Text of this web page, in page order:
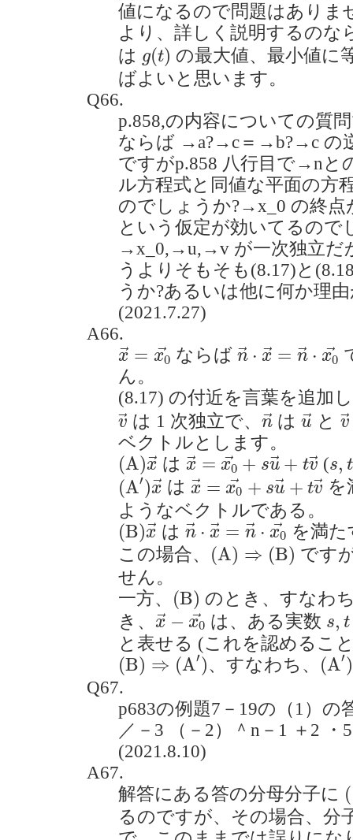
値になるので問題はありま
より、詳しく説明するのな
は g(t)
g (t) の最大値、最小値に
ばよいと思います。
Q66.
p.858,の内容についての質
ならば →a?→c＝→b?→c の
ですがp.858 八行目で→nと
ル方程式と同値な平面の方
のでしょうか?→x_0 の終点
という仮定が効いてるので
→x_0,→u,→v が一次独立だ
うよりそもそも(8.17)と
うか?あるいは他に何か理
(2021.7.27)
A66.
→
x = →
x0
x→ x →
ならば →
n ⋅ →
x = →
n ⋅ →
x0
n→⋅x →= → ⋅
ん。
(8.17) の付近を言葉を追加
→
v
v →
は 1 次独立で、→
n
n→
は→
u
u→
と →
v
v
ベクトルとします。
(A)→
x
( A )x→は →
x = →
x0 + s→
u + t→
v
x→ =x0→ +s u→+ tv
(s, t
s, t
(A′)→
x
( A ′)x→は →
x = →
x0 + s→
u + t→
v
x→ x → +s →+tv
を
ようなベクトルである。
(B)→
x
(B)x→は →
n ⋅ →
x = →
n ⋅ →
x0
n→⋅x →=n → x0→
を満
この場合、 (A) ⇒ (B)
( A ) ⇒( B)
です
せん。
一方、 (B)
(B) のとき、すなわ
き、
→
x − →
x0
x→ −x 0→
は、ある実数 s, t
s, t
と表せる (これを認めるこ
(B) ⇒ (A′)
(B)⇒(A′) 、すなわち、 (A′)
(A′)
Q67.
p683の例題7－19の（1）の
／－3 （－2）＾n－1 ＋2
(2021.8.10)
A67.
解答にある答の分母分子に (
(
るのですが、その場合、分